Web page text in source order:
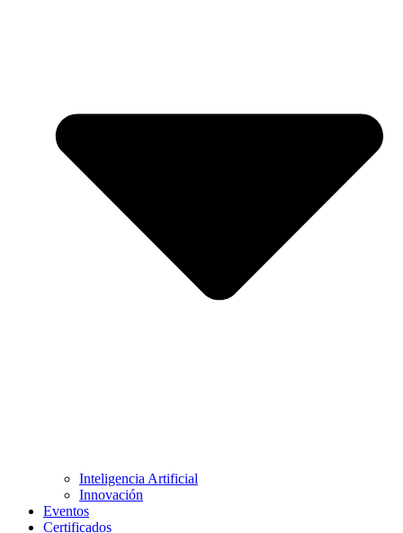
Inteligencia Artificial
Innovación
Eventos
Certificados